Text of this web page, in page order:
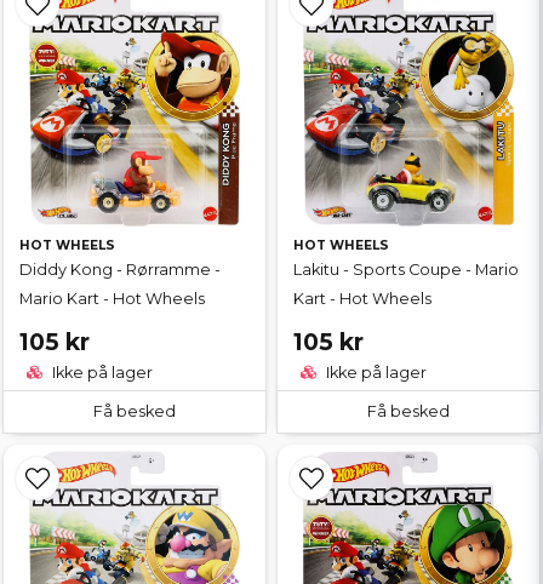
HOT WHEELS
Diddy Kong - Rørramme -
Mario Kart - Hot Wheels
105 kr
Ikke på lager
Få besked
HOT WHEELS
Lakitu - Sports Coupe - Mario
Kart - Hot Wheels
105 kr
Ikke på lager
Få besked